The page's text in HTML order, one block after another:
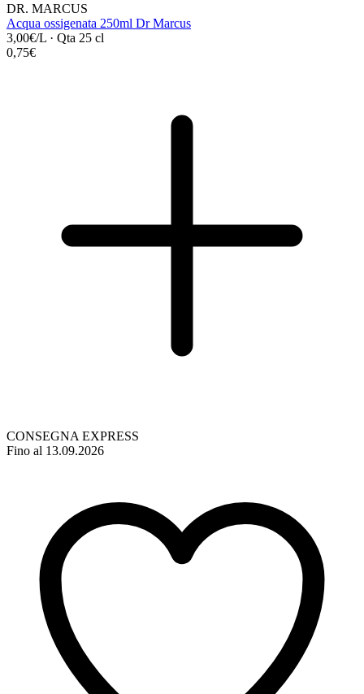
DR. MARCUS
Acqua ossigenata 250ml Dr Marcus
3,00€/L · Qta 25 cl
0,75€
CONSEGNA EXPRESS
Fino al 13.09.2026